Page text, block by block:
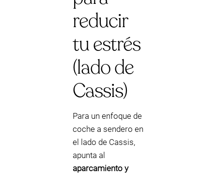
reducir
tu estrés
(lado de
Cassis)
Para un enfoque de
coche a sendero en
el lado de Cassis,
apunta al
aparcamiento y